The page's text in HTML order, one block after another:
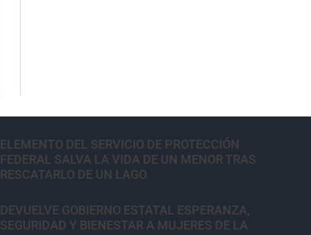
ELEMENTO DEL SERVICIO DE PROTECCIÓN
FEDERAL SALVA LA VIDA DE UN MENOR TRAS
RESCATARLO DE UN LAGO
DEVUELVE GOBIERNO ESTATAL ESPERANZA,
SEGURIDAD Y BIENESTAR A MUJERES DE LA